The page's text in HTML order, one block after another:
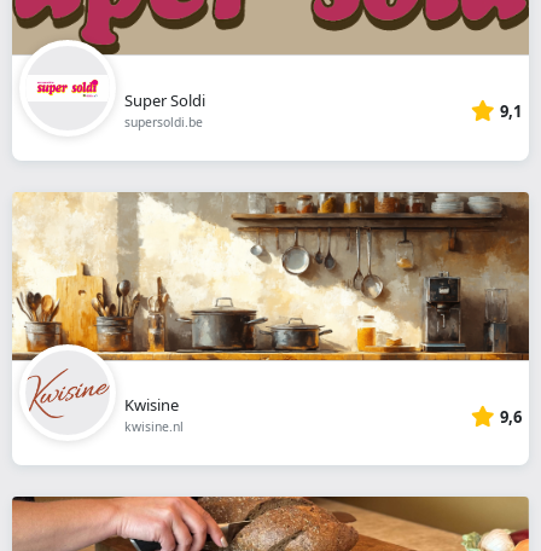
Super Soldi
supersoldi.be 9,1
Kwisine
kwisine.nl 9,6